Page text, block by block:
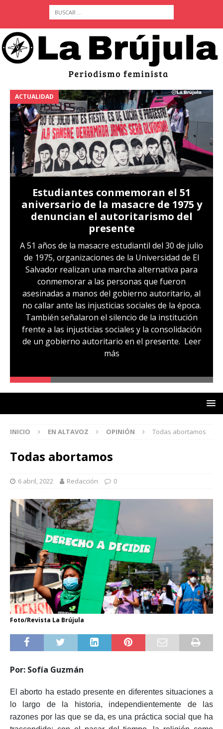
ACTUALIDAD
Estudiantes conmemoran el 51
aniversario de la masacre de 1975 y
denuncian el autoritarismo del
presente
A 51 años de la masacre estudiantil del 30 de julio
de 1975, organizaciones de la Universidad de El
Salvador realizan una marcha alternativa para
conmemorar a las personas que fueron
asesinadas a manos del gobierno autoritario, al
no callar ante las injusticias sociales de la época.
También señalaron el silencio de la institución
frente a las injusticias sociales y la consolidación
de un gobierno autoritario en el presente. Leer
más
INICIO EN ALTAVOZ OPINIÓN Todas abortamos
Todas abortamos
6 abril, 2022 Redacción 0
Foto/Revista La Brújula
Por: Sofía Guzmán
El aborto ha estado presente en diferentes situaciones a
lo largo de la historia, independientemente de las
razones por las que se da, es una práctica social que ha